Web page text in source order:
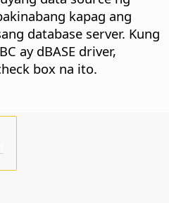
kapag ang
database server. Kung
ay dBASE driver,
box na ito.